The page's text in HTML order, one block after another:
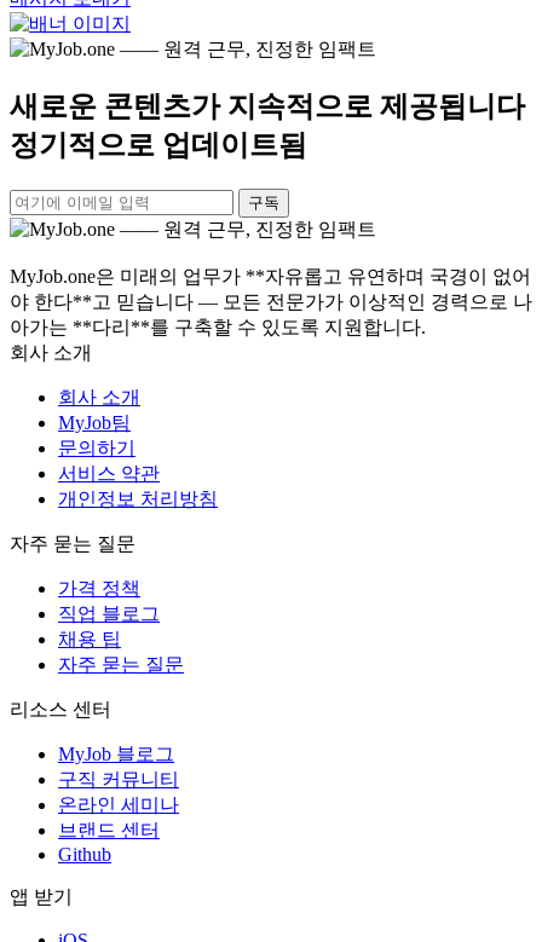
새로운 콘텐츠가 지속적으로 제공됩니다
정기적으로 업데이트됨
구독
MyJob.one은 미래의 업무가 **자유롭고 유연하며 국경이 없어
야 한다**고 믿습니다 — 모든 전문가가 이상적인 경력으로 나
아가는 **다리**를 구축할 수 있도록 지원합니다.
회사 소개
회사 소개
MyJob팀
문의하기
서비스 약관
개인정보 처리방침
자주 묻는 질문
가격 정책
직업 블로그
채용 팁
자주 묻는 질문
리소스 센터
MyJob 블로그
구직 커뮤니티
온라인 세미나
브랜드 센터
Github
앱 받기